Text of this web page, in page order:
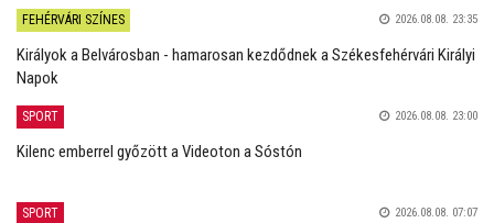
FEHÉRVÁRI SZÍNES 2026.08.08. 23:35
Királyok a Belvárosban - hamarosan kezdődnek a Székesfehérvári Királyi
Napok
SPORT 2026.08.08. 23:00
Kilenc emberrel győzött a Videoton a Sóstón
SPORT 2026.08.08. 07:07